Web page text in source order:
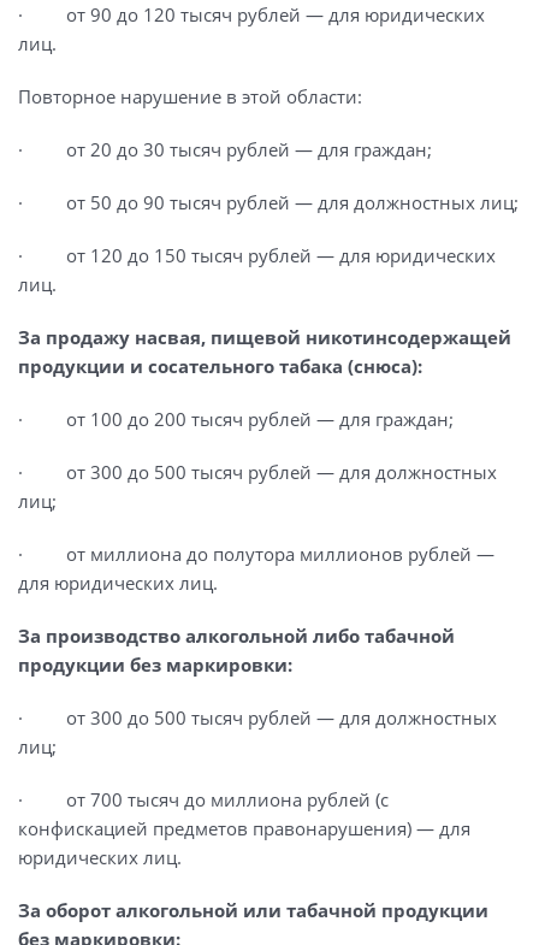
· от 90 до 120 тысяч рублей — для юридических
лиц.
Повторное нарушение в этой области:
· от 20 до 30 тысяч рублей — для граждан;
· от 50 до 90 тысяч рублей — для должностных лиц;
· от 120 до 150 тысяч рублей — для юридических
лиц.
За продажу насвая, пищевой никотинсодержащей
продукции и сосательного табака (снюса):
· от 100 до 200 тысяч рублей — для граждан;
· от 300 до 500 тысяч рублей — для должностных
лиц;
· от миллиона до полутора миллионов рублей —
для юридических лиц.
За производство алкогольной либо табачной
продукции без маркировки:
· от 300 до 500 тысяч рублей — для должностных
лиц;
· от 700 тысяч до миллиона рублей (с
конфискацией предметов правонарушения) — для
юридических лиц.
За оборот алкогольной или табачной продукции
без маркировки: